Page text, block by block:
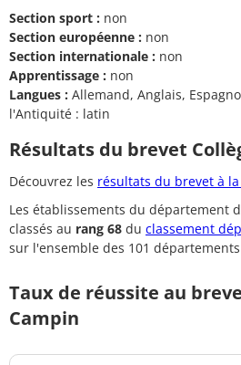
Section sport : non
Section européenne : non
Section internationale : non
Apprentissage : non
Langues : Allemand, Anglais,
l'Antiquité : latin
Résultats du brevet
Découvrez les résultats du brevet à
Les établissements du département
classés au rang 68 du classement
sur l'ensemble des 101
Taux de réussite au
Campin